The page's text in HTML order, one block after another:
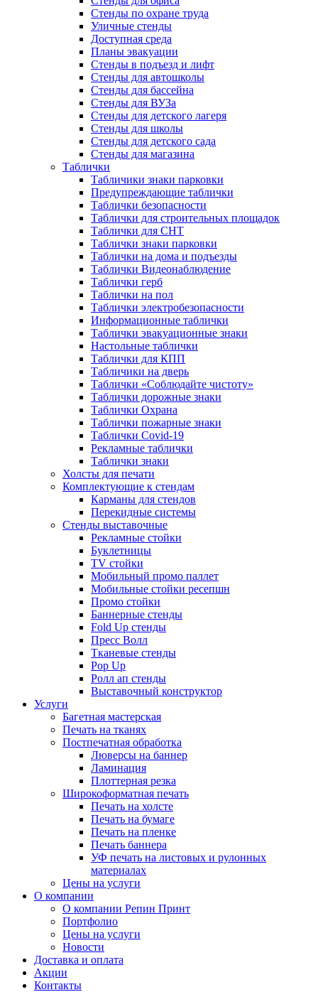
Стенды по охране труда
Уличные стенды
Доступная среда
Планы эвакуации
Стенды в подъезд и лифт
Стенды для автошколы
Стенды для бассейна
Стенды для ВУЗа
Стенды для детского лагеря
Стенды для школы
Стенды для детского сада
Стенды для магазина
Таблички
Табличики знаки парковки
Предупреждающие таблички
Таблички безопасности
Таблички для строительных площадок
Таблички для СНТ
Таблички знаки парковки
Таблички на дома и подъезды
Таблички Видеонаблюдение
Таблички герб
Таблички на пол
Таблички электробезопасности
Информационные таблички
Таблички эвакуационные знаки
Настольные таблички
Таблички для КПП
Табличики на дверь
Таблички «Соблюдайте чистоту»
Таблички дорожные знаки
Таблички Охрана
Таблички пожарные знаки
Таблички Covid-19
Рекламные таблички
Таблички знаки
Холсты для печати
Комплектующие к стендам
Карманы для стендов
Перекидные системы
Стенды выставочные
Рекламные стойки
Буклетницы
TV стойки
Мобильный промо паллет
Мобильные стойки ресепшн
Промо стойки
Баннерные стенды
Fold Up стенды
Пресс Волл
Тканевые стенды
Pop Up
Ролл ап стенды
Выставочный конструктор
Услуги
Багетная мастерская
Печать на тканях
Постпечатная обработка
Люверсы на баннер
Ламинация
Плоттерная резка
Широкоформатная печать
Печать на холсте
Печать на бумаге
Печать на пленке
Печать баннера
УФ печать на листовых и рулонных
материалах
Цены на услуги
О компании
О компании Репин Принт
Портфолио
Цены на услуги
Новости
Доставка и оплата
Акции
Контакты